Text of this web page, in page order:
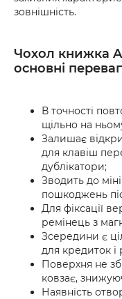
зовнішність.
Чохол книжка
основні
В точності
щільно на
Залишає
для клавіш
дублікатори;
Зводить до
пошкоджень
Для фіксації
ремінець з
Зсередини є
для кредиток і
Поверхня не
ковзає,
Наявність